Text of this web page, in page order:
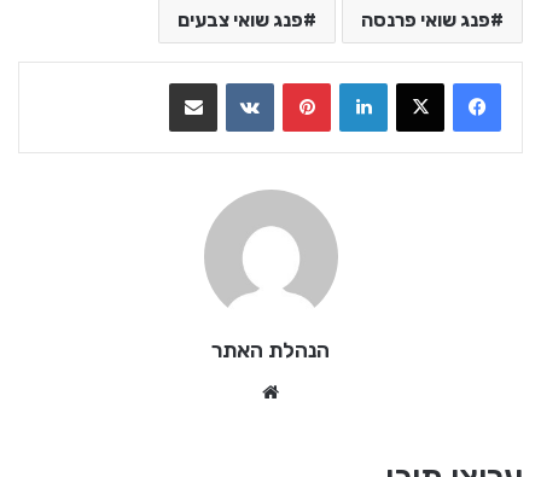
פנג שואי פרנסה פנג שואי צבעים
LinkedIn
VKontakte
הנהלת האתר